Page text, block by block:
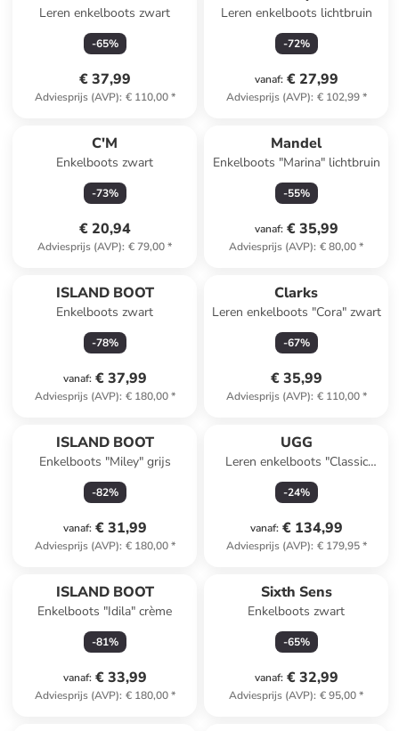
Leren enkelboots zwart
-65%
€ 37,99
Adviesprijs (AVP): € 110,00*
Leren enkelboots lichtbruin
-72%
vanaf: € 27,99
Adviesprijs (AVP): € 102,99*
C'M
Enkelboots zwart
-73%
€ 20,94
Adviesprijs (AVP): € 79,00*
Mandel
Enkelboots "Marina" lichtbruin
-55%
vanaf: € 35,99
Adviesprijs (AVP): € 80,00*
ISLAND BOOT
Enkelboots zwart
-78%
vanaf: € 37,99
Adviesprijs (AVP): € 180,00*
Clarks
Leren enkelboots "Cora" zwart
-67%
€ 35,99
Adviesprijs (AVP): € 110,00*
ISLAND BOOT
Enkelboots "Miley" grijs
-82%
vanaf: € 31,99
Adviesprijs (AVP): € 180,00*
UGG
Leren enkelboots "Classic
Ultra Mini" donkerblauw
-24%
vanaf: € 134,99
Adviesprijs (AVP): € 179,95*
ISLAND BOOT
Enkelboots "Idila" crème
-81%
vanaf: € 33,99
Adviesprijs (AVP): € 180,00*
Sixth Sens
Enkelboots zwart
-65%
vanaf: € 32,99
Adviesprijs (AVP): € 95,00*